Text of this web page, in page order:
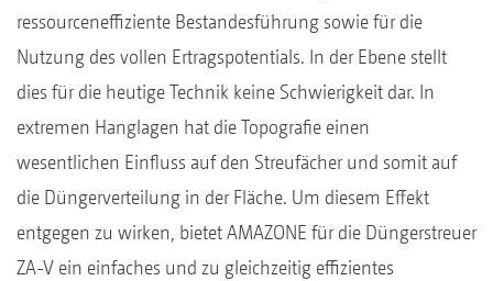
ressourceneffiziente Bestandesführung sowie für die
Nutzung des vollen Ertragspotentials. In der Ebene stellt
dies für die heutige Technik keine Schwierigkeit dar. In
extremen Hanglagen hat die Topografie einen
wesentlichen Einfluss auf den Streufächer und somit auf
die Düngerverteilung in der Fläche. Um diesem Effekt
entgegen zu wirken, bietet AMAZONE für die Düngerstreuer
ZA-V ein einfaches und zu gleichzeitig effizientes